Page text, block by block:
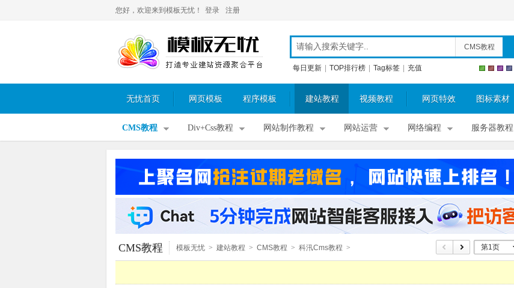
您好，欢迎来到模板无忧！ 登录 注册
CMS教程
每日更新 TOP排行榜 Tag标签 充值
无忧首页 网页模板 程序模板 建站教程 视频教程 网页特效 图标素材
CMS教程 Div+Css教程 网站制作教程 网站运营 网络编程 服务器教程
CMS教程 模板无忧 > 建站教程 > CMS教程 > 科汛Cms教程 > 第1页